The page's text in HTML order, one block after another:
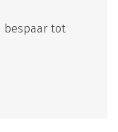
bespaar tot